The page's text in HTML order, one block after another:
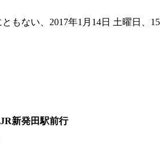
もない、2017年1月14日 土曜日
新発田駅前行